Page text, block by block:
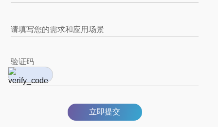
请填写您的需求和应用场景
立即提交